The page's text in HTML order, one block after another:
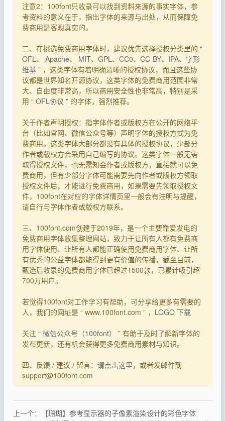
注意2：100font只收录可以找到资料来源的事实字体，参
考资料的意义在于，指出字体的来源与出处，从而保障免
费商用是客观真实的。
二、在挑选免费商用字体时，建议优先选择授权分类里的 “
OFL 、 Apache、 MIT、 GPL 、 CC0、 CC-BY、 IPA、 字形
维基 ” ，这类字体有着明确清晰的授权协议，而且这些协
议都是世界知名开源协议，这类字体的免费商用范围非常
大、自由度非常高，所以商用安全性也非常高，特别是采
用 “ OFL协议 ” 的字体，强烈推荐。
关于作者声明授权：指字体作者或版权方在公开的网络平
台（比如官网、微信公众号等）声明字体的授权方式为免
费商用。这类字体大部分都没有具体的授权协议，少部分
作者或版权方会采用自己编写的协议。这类字体一般无需
取得授权文件，也无需知会作者或版权方，直接就可以免
费商用，但有少部分字体可能需要先向作者或版权方领取
授权文件后，才能进行免费商用，如果需要先领取授权文
件，100font在对应的字体详情页里一般会有注明与提醒，
请自行与字体作者或版权方联系。
三、100font.com创建于2019年，是一个主要靠爱发电的
免费商用字体收集整理网站，致力于让所有人都有免费商
用字体使用、让所有人都能正确使用免费商用字体、让所
有优秀的公益字体都能得到更有价值的传播，截至目前，
甄选后收录的免费商用字体已超过1500款，已累计吸引超
700万用户。
若觉得100font对工作学习有帮助，可分享给更多有需要的
人，我们的网址是 “ www.100font.com ” ， LOGO 下载
关注 “ 微信公众号（100font）
” 有助于及时了解新字体的
发布更新，还有机会获得更多免费商用素材与知识。
四、反馈 / 建议 / 留言： 请点击这里，或者发邮件到
support@100font.com
上一个：【珊瑚】参考显示器的子像素渲染设计的彩色字体